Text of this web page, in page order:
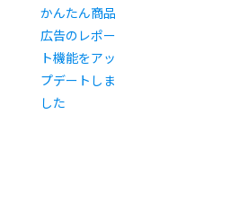
かんたん商品
広告のレポー
ト機能をアッ
プデートしま
した